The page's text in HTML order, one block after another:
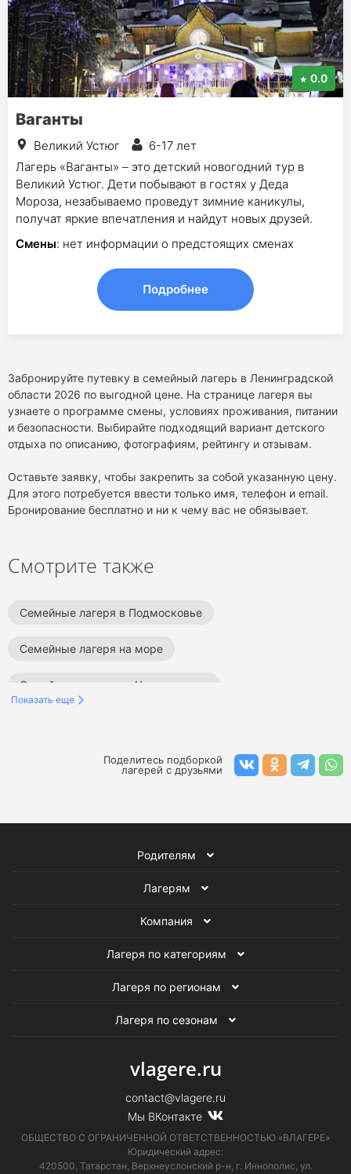
0.0
Ваганты
Великий Устюг
6-17 лет
Лагерь «Ваганты» – это детский новогодний тур в
Великий Устюг. Дети побывают в гостях у Деда
Мороза, незабываемо проведут зимние каникулы,
получат яркие впечатления и найдут новых друзей.
Смены: нет информации о предстоящих сменах
Подробнее
Забронируйте путевку в семейный лагерь в Ленинградской
области 2026 по выгодной цене. На странице лагеря вы
узнаете о программе смены, условиях проживания, питании
и безопасности. Выбирайте подходящий вариант детского
отдыха по описанию, фотографиям, рейтингу и отзывам.
Оставьте заявку, чтобы закрепить за собой указанную цену.
Для этого потребуется ввести только имя, телефон и email.
Бронирование бесплатно и ни к чему вас не обязывает.
Смотрите также
Семейные лагеря в Подмосковье
Семейные лагеря на море
Семейные лагеря на Черном море
Семейные лагеря в Сочи
Семейные лагеря за границей
Показать еще
Поделитесь подборкой
лагерей с друзьями
Родителям
Лагерям
Компания
Лагеря по категориям
Лагеря по регионам
Лагеря по сезонам
vlagere.ru
contact@vlagere.ru
Мы ВКонтакте
ОБЩЕСТВО С ОГРАНИЧЕННОЙ ОТВЕТСТВЕННОСТЬЮ «ВЛАГЕРЕ»
Юридический адрес:
420500, Татарстан, Верхнеуслонский р-н, г. Иннополис, ул.